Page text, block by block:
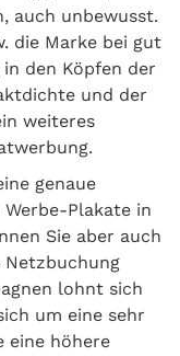
auch unbewusst.
die Marke bei gut
den Köpfen der
und der
weiteres
genaue
Plakate in
Sie aber auch
Netzbuchung
lohnt sich
um eine sehr
eine höhere